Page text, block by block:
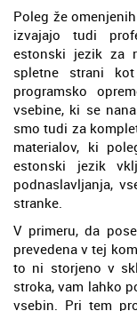
Poleg že
izvajajo tudi
estonski jezik za
spletne strani
programsko
vsebine, ki se
smo tudi za
materialov, ki
estonski jezik
podnaslavljanja,
stranke.
V primeru, da
prevedena v tej
to ni storjeno v
stroka, vam lahko
vsebin. Pri tem